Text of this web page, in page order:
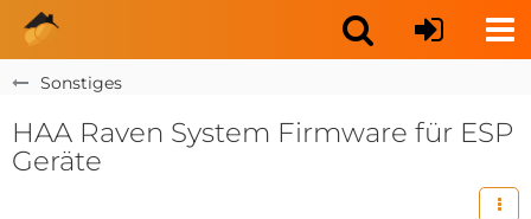
Sonstiges
HAA Raven System Firmware für ESP
Geräte